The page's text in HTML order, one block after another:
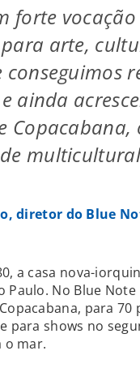
forte
arte,
conseguimos
ainda
diretor do Blue
a casa nova-
Paulo. No Blue
para
para shows no
o mar.